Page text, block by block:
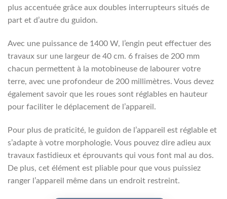
plus accentuée grâce aux doubles interrupteurs situés de
part et d’autre du guidon.
Avec une puissance de 1400 W, l’engin peut effectuer des
travaux sur une largeur de 40 cm. 6 fraises de 200 mm
chacun permettent à la motobineuse de labourer votre
terre, avec une profondeur de 200 millimètres. Vous devez
également savoir que les roues sont réglables en hauteur
pour faciliter le déplacement de l’appareil.
Pour plus de praticité, le guidon de l’appareil est réglable et
s’adapte à votre morphologie. Vous pouvez dire adieu aux
travaux fastidieux et éprouvants qui vous font mal au dos.
De plus, cet élément est pliable pour que vous puissiez
ranger l’appareil même dans un endroit restreint.